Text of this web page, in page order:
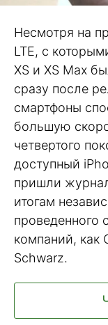
Несмотря на
LTE, с
XS и XS Max
сразу после
смартфоны
большую
четвертого
доступный
пришли
итогам
проведенного
компаний, как
Schwarz.